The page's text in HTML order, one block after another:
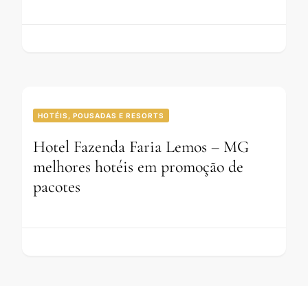
HOTÉIS, POUSADAS E RESORTS
Hotel Fazenda Faria Lemos – MG
melhores hotéis em promoção de
pacotes